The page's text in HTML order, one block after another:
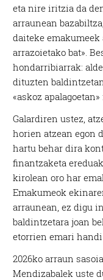
eta nire iritzia da
arraunean
daiteke emakumeek
arrazoietako bat».
hondarribiarrak:
dituzten
«askoz
Galardiren ustez,
horien atzean egon
hartu behar dira
finantzaketa
kirolean oro har
Emakumeok
arraunean, ez digu
baldintzetara joan
etorrien emari handi
2026ko arraun
Mendizabalek uste